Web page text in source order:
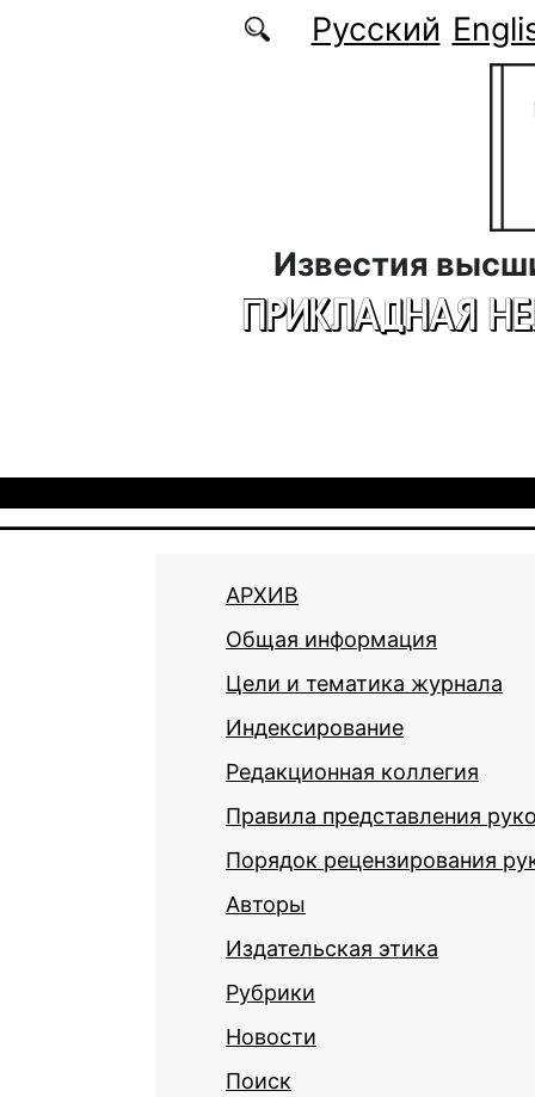
Перейти к основному содержаниюРусский
Известия
ПРИКЛАДНАЯ
АРХИВ
Общая информация
Цели и тематика журнала
Индексирование
Редакционная коллегия
Правила представления
Порядок рецензирования
Авторы
Издательская этика
Рубрики
Новости
Поиск